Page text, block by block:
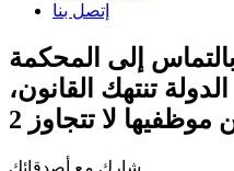
إتصل بنا
إلى المحكمة
تنتهك القانون،
شارك مع أصدقائك